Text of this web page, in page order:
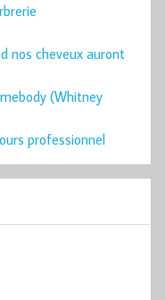
nos cheveux auront
(Whitney
professionnel